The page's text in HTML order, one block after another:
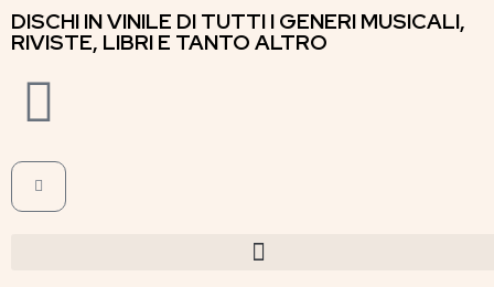
DISCHI IN VINILE DI TUTTI I GENERI MUSICALI,
RIVISTE, LIBRI E TANTO ALTRO